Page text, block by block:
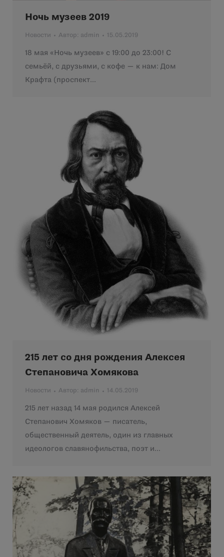
Ночь музеев 2019
Новости Автор: admin 15.05.2019
18 мая «Ночь музеев» с 19:00 до 23:00! С
семьёй, с друзьями, с кофе — к нам: Дом
Крафта (проспект…
215 лет со дня рождения Алексея
Степановича Хомякова
Новости Автор: admin 14.05.2019
215 лет назад 14 мая родился Алексей
Степанович Хомяков — писатель,
общественный деятель, один из главных
идеологов славянофильства, поэт и…